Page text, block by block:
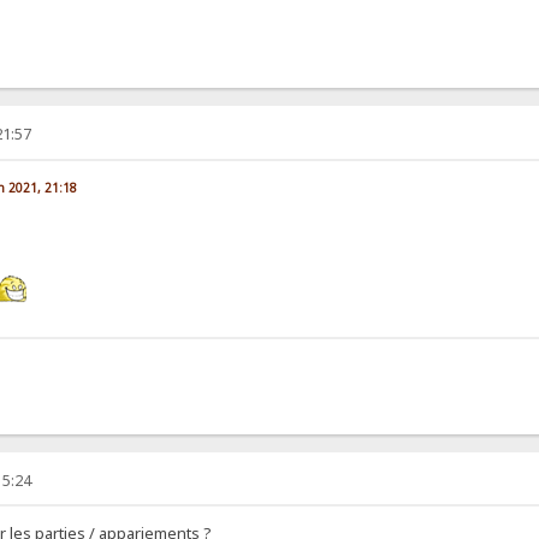
2021, 21:18
les parties / appariements ?